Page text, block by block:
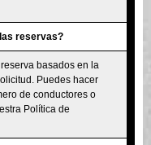
reservas?
basados en la
Puedes hacer
de conductores o
Política de